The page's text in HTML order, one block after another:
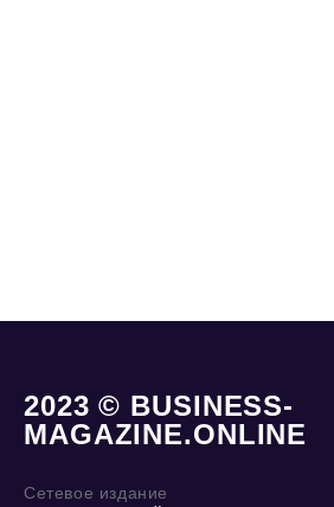
2023 © BUSINESS-
MAGAZINE.ONLINE
Сетевое издание